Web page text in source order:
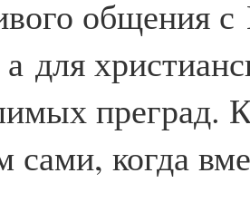
общения
для
преград.
когда